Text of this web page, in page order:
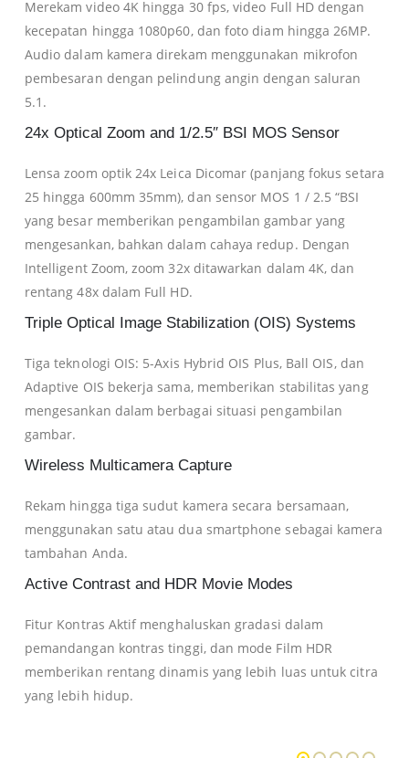
Merekam video 4K hingga 30 fps, video Full HD dengan
kecepatan hingga 1080p60, dan foto diam hingga 26MP.
Audio dalam kamera direkam menggunakan mikrofon
pembesaran dengan pelindung angin dengan saluran
5.1.
24x Optical Zoom and 1/2.5″ BSI MOS Sensor
Lensa zoom optik 24x Leica Dicomar (panjang fokus setara
25 hingga 600mm 35mm), dan sensor MOS 1 / 2.5 “BSI
yang besar memberikan pengambilan gambar yang
mengesankan, bahkan dalam cahaya redup. Dengan
Intelligent Zoom, zoom 32x ditawarkan dalam 4K, dan
rentang 48x dalam Full HD.
Triple Optical Image Stabilization (OIS) Systems
Tiga teknologi OIS: 5-Axis Hybrid OIS Plus, Ball OIS, dan
Adaptive OIS bekerja sama, memberikan stabilitas yang
mengesankan dalam berbagai situasi pengambilan
gambar.
Wireless Multicamera Capture
Rekam hingga tiga sudut kamera secara bersamaan,
menggunakan satu atau dua smartphone sebagai kamera
tambahan Anda.
Active Contrast and HDR Movie Modes
Fitur Kontras Aktif menghaluskan gradasi dalam
pemandangan kontras tinggi, dan mode Film HDR
memberikan rentang dinamis yang lebih luas untuk citra
yang lebih hidup.